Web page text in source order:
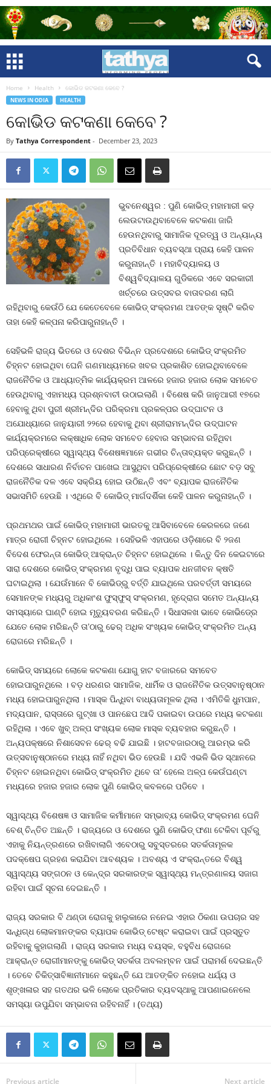
Home Health କୋଭିଡ କଟକଣା କେବେ ?
NEWS IN ODIA HEALTH
କୋଭିଡ କଟକଣା କେବେ ?
By Tathya Correspondent - December 23, 2023
ଭୁବନେଶ୍ୱର : ପୁଣି କୋଭିଡ୍‍ ମହାମାରୀ କଡ଼
ଲେଉଟାଉଥିବାବେଳେ କଟକଣା ଜାରି
ହେଉନଥିବାରୁ ସାମାଜିକ ଦୂରତ୍ୱ ଓ ଅନ୍ୟାନ୍ୟ
ପ୍ରତିବିଧାନ ବ୍ୟବସ୍ଥା ପ୍ରାୟ କେହି ପାଳନ
କରୁନାହାନ୍ତି । ମହାବିଦ୍ୟାଳୟ ଓ
ବିଶ୍ୱବିଦ୍ୟାଳୟ ଗୁଡିକରେ ଏବେ ସରକାରୀ
ଖର୍ଚ୍ଚରେ ଉତ୍ସବର ବାତାବରଣ ଲାଗି
ରହିଥିବାରୁ କେଉଁଠି ଯେ କେତେବେଳେ କୋଭିଡ୍‍ ସଂକ୍ରମଣ ଆତଙ୍କ ସୃଷ୍ଟି କରିବ
ତାହା କେହି କଳ୍ପନା କରିପାରୁନାହାନ୍ତି ।
ସେହିଭଳି ରାଜ୍ୟ ଭିତରେ ଓ ଦେଶର ବିଭିନ୍ନ ପ୍ରଦେଶରେ କୋଭିଡ୍‍ ସଂକ୍ରମିତ
ଚିହ୍ନଟ ହୋଇଥିବା ଘେନି ଗଣମାଧ୍ୟମରେ ଖବର ପ୍ରକାଶିତ ହୋଇଥିବାବେଳେ
ରାଜନୈତିକ ଓ ଆଧ୍ୟାତ୍ମିକ କାର୍ଯ୍ୟକ୍ରମ ଆଳରେ ହଜାର ହଜାର ଲୋକ ସମବେତ
ହେଉଥିବାରୁ ଏହାମଧ୍ୟ ପ୍ରଶ୍ନବାଚୀ ଉଠାଇଲାଣି । ବିଶେଷ କରି ଜାନୁଆରୀ ୧୭ରେ
ହେବାକୁ ଥିବା ପୁରୀ ଶ୍ରୀମନ୍ଦିର ପରିକ୍ରମା ପ୍ରକଳ୍ପର ଉଦ୍‍ଘାଟନ ଓ
ଅଯୋଧ୍ୟାରେ ଜାନୁୟାରୀ ୨୨ରେ ହେବାକୁ ଥିବା ଶ୍ରୀରାମମନ୍ଦିର ଉଦ୍‍ଘାଟନ
କାର୍ଯ୍ୟକ୍ରମରେ ଲକ୍ଷାଧିକ ଲୋକ ସମବେତ ହେବାର ସମ୍ଭାବନା ରହିଥିବା
ପରିପ୍ରେକ୍ଷୀରେ ସ୍ୱାସ୍ଥ୍ୟ ବିଶେଷଜ୍ଞମାନେ ଗଭୀର ଚିନ୍ତାବ୍ୟକ୍ତ କରୁଛନ୍ତି ।
ଦେଶରେ ସାଧାରଣ ନିର୍ବାଚନ ପାଖେଇ ଆସୁଥିବା ପରିପ୍ରେକ୍ଷୀରେ ଛୋଟ ବଡ଼ ସବୁ
ରାଜନୈତିକ ଦଳ ଏବେ ସକ୍ରିୟ ହୋଇ ଉଠିଛନ୍ତି ଏବଂ ବ୍ୟାପକ ରାଜନୈତିକ
ସଭାସମିତି ହେଉଛି । ଏଥିରେ ବି କୋଭିଡ୍‍ ମାର୍ଗଦର୍ଶିକା କେହି ପାଳନ କରୁନାହାନ୍ତି ।
ପ୍ରଥମଥର ପାଇଁ କୋଭିଡ୍‍ ମହାମାରୀ ଭାରତକୁ ଆସିବାବେଳେ କେରଳରେ ଜଣେ
ମାତ୍ର ରୋଗୀ ଚିହ୍ନଟ ହୋଇଥିଲେ । ସେହିଭଳି ଏହାପରେ ଓଡ଼ିଶାରେ ବି ୨ଜଣ
ବିଦେଶ ଫେରନ୍ତା କୋଭିଡ୍‍ ଆକ୍ରାନ୍ତ ଚିହ୍ନଟ ହୋଇଥିଲେ । କିନ୍ତୁ ଦିନ କେଇଟାରେ
ସାରା ଦେଶରେ କୋଭିଡ୍‍ ସଂକ୍ରମଣ ବୃଦ୍ଧି ପାଇ ବ୍ୟାପକ ଧନଜୀବନ କ୍ଷତି
ଘଟାଇଥିଲା । ଯେଉଁମାନେ ବି କୋଭିଡ୍‍ରୁ ବର୍ତ୍ତି ଯାଇଥିଲେ ପରବର୍ତ୍ତୀ ସମୟରେ
ସେମାନଙ୍କ ମଧ୍ୟରୁ ଅଧିକାଂଶ ଫୁସ୍‍ଫୁସ୍‍ ସଂକ୍ରମଣ, ହୃଦ୍‍ରୋଗ ସମେତ ଅନ୍ୟାନ୍ୟ
ସମସ୍ୟାରେ ଘାଣ୍ଟି ହୋଇ ମୃତ୍ୟୁବରଣ କରିଛନ୍ତି । ସିଧାସଳଖ ଭାବେ କୋଭିଡ୍‍ରେ
ଯେତେ ଲୋକ ମରିଛନ୍ତି ତା’ଠାରୁ ଢେର୍‍ ଅଧିକ ସଂଖ୍ୟକ କୋଭିଡ୍‍ ସଂକ୍ରମିତ ଅନ୍ୟ
ରୋଗରେ ମରିଛନ୍ତି ।
କୋଭିଡ୍‍ ସମୟରେ ଲୋକେ କଟକଣା ଯୋଗୁ ହାଟ ବଜାରରେ ସମବେତ
ହୋଇପାରୁନଥିଲେ । ବଡ଼ ଧରଣର ସାମାଜିକ, ଧାର୍ମିକ ଓ ରାଜନୈତିକ ଉତ୍ସବାନୁଷ୍ଠାନ
ମଧ୍ୟ ହୋଇପାରୁନଥିଲା । ମାସ୍କ ପିନ୍ଧିବା ବାଧ୍ୟତାମୂଳକ ଥିଲା । ଏମିତିକି ଧୁମପାନ,
ମଦ୍ୟପାନ, ରାସ୍ତାରେ ଗୁଟ୍‍ଖା ଓ ପାନଛେପ ଆଦି ପକାଇବା ଉପରେ ମଧ୍ୟ କଟକଣା
ରହିଥିଲା । ଏବେ ଖୁବ୍‍ ଅଳ୍ପ ସଂଖ୍ୟକ ଲୋକ ମାସ୍କ ବ୍ୟବହାର କରୁଛନ୍ତି ।
ଅନ୍ୟପକ୍ଷରେ ନିଶାସେବନ ଢେର୍‍ ବଢି ଯାଇଛି । ହାଟବଜାରଠାରୁ ଆରମ୍ଭ କରି
ଉତ୍ସବାନୁଷ୍ଠାନରେ ମଧ୍ୟ ନାହିଁ ନଥିବା ଭିଡ ହେଉଛି । ଯଦି ଏଭଳି ଭିଡ ସ୍ଥାନରେ
ଚିହ୍ନଟ ହୋଇନଥିବା କୋଭିଡ୍‍ ସଂକ୍ରମିତ ଥିବେ ତା’ ହେଲେ ଅଳ୍ପ କେଉଁଘଣ୍ଟା
ମଧ୍ୟରେ ହଜାର ହଜାର ଲୋକ ପୁଣି କୋଭିଡ୍‍ କବଳରେ ପଡିବେ ।
ସ୍ୱାସ୍ଥ୍ୟ ବିଶେଷଜ୍ଞ ଓ ସାମାଜିକ କର୍ମୀମାନେ ସମ୍ଭାବ୍ୟ କୋଭିଡ୍‍ ସଂକ୍ରମଣ ଘେନି
ବେଶ୍‍ ଚିନ୍ତିତ ଅଛନ୍ତି । ରାଜ୍ୟରେ ଓ ଦେଶରେ ପୁଣି କୋଭିଡ୍‍ ଫଣା ଟେକିବା ପୂର୍ବରୁ
ଏହାକୁ ନିୟନ୍ତ୍ରଣରେ ରଖିବାଲାଗି ଏବେଠାରୁ ସବୁସ୍ତରରେ ସତର୍କତାମୂଳକ
ପଦକ୍ଷେପ ଗ୍ରହଣ କରାଯିବା ଆବଶ୍ୟକ । ଅବଶ୍ୟ ଏ ସଂକ୍ରାନ୍ତରେ ବିଶ୍ୱ
ସ୍ୱାସ୍ଥ୍ୟ ସଙ୍ଗଠନ ଓ କେନ୍ଦ୍ର ସରକାରଙ୍କ ସ୍ୱାସ୍ଥ୍ୟ ମନ୍ତ୍ରଣାଳୟ ସଜାଗ
ରହିବା ପାଇଁ ସୂଚନା ଦେଇଛନ୍ତି ।
ରାଜ୍ୟ ସରକାର ବି ଥଣ୍ଡା ରୋଗକୁ ହାଲୁକାରେ ନନେଇ ଏହାର ଠିକଣା ଉପଚାର ସହ
ସନ୍ଧିଗ୍ଧ ଲୋକମାନଙ୍କର ବ୍ୟାପକ କୋଭିଡ୍‍ ଟେଷ୍ଟ କରାଇବା ପାଇଁ ପ୍ରସ୍ତୁତ
ରହିବାକୁ କୁହାଗଲାଣି । ରାଜ୍ୟ ସରକାର ମଧ୍ୟ ବୟସ୍କ, ବହୁବିଧ ରୋଗରେ
ଆକ୍ରାନ୍ତ ରୋଗୀମାନଙ୍କୁ କୋଭିଡ୍‍ ସତର୍କତା ଅବଲମ୍ବନ ପାଇଁ ପରାମର୍ଶ ଦେଇଛନ୍ତି
। ତେବେ ଚିକିତ୍ସାବିଜ୍ଞାନୀମାନେ କହୁଛନ୍ତି ଯେ ଆତଙ୍କିତ ନହୋଇ ଧର୍ଯ୍ୟ ଓ
ଶୃଙ୍ଖଳାର ସହ ଗତଥର ଭଳି ଲୋକେ ପ୍ରତିକାର ବ୍ୟବସ୍ଥାକୁ ଆପଣାଇନେଲେ
ସମସ୍ୟା ଉପୁଯିବା ସମ୍ଭାବନା ରହିବନାହିଁ । (ତଥ୍ୟ)
Previous article Next article